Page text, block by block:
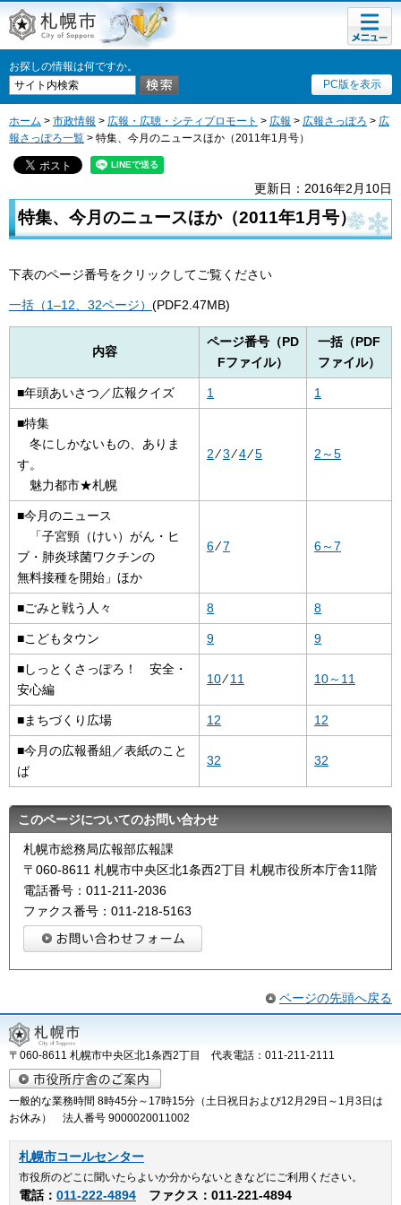
札幌市
お探しの情報は何ですか。
PC版を表示
メニュ
ー
ホーム > 市政情報 > 広報・広聴・シティプロモート > 広報 > 広報さっぽろ > 広
報さっぽろ一覧 > 特集、今月のニュースほか（2011年1月号）
更新日：2016年2月10日
特集、今月のニュースほか（2011年1月号）
下表のページ番号をクリックしてご覧ください
一括（1–12、32ページ） (PDF2.47MB)
内容
ページ番号（PD
Fファイル）
一括（PDF
ファイル）
■年頭あいさつ／広報クイズ 1 1
■特集
冬にしかないもの、ありま
す。
魅力都市★札幌
2⁄3⁄4⁄5 2～5
■今月のニュース
「子宮頸（けい）がん・ヒ
ブ・肺炎球菌ワクチンの
無料接種を開始」ほか
6⁄7 6～7
■ごみと戦う人々 8 8
■こどもタウン 9 9
■しっとくさっぽろ！ 安全・
安心編
10⁄11 10～11
■まちづくり広場 12 12
■今月の広報番組／表紙のこと
ば
32 32
このページについてのお問い合わせ
札幌市総務局広報部広報課
〒060-8611 札幌市中央区北1条西2丁目 札幌市役所本庁舎11階
電話番号：011-211-2036
ファクス番号：011-218-5163
ページの先頭へ戻る
〒060-8611 札幌市中央区北1条西2丁目 代表電話：011-211-2111
一般的な業務時間 8時45分～17時15分（土日祝日および12月29日～1月3日は
お休み） 法人番号 9000020011002
札幌市コールセンター
市役所のどこに聞いたらよいか分からないときなどにご利用ください。
電話： 011-222-4894 ファクス：011-221-4894